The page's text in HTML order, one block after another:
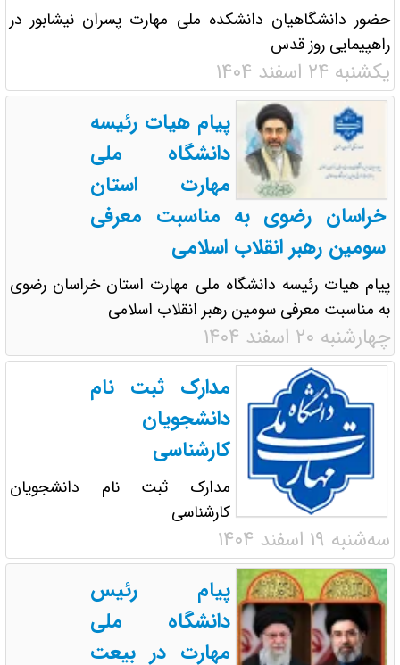
حضور دانشگاهیان دانشکده ملی مهارت پسران نیشابور در
راهپیمایی روز قدس
یکشنبه ۲۴ اسفند ۱۴۰۴
پیام هیات رئیسه
دانشگاه ملی
مهارت استان
خراسان رضوی به مناسبت معرفی
سومین رهبر انقلاب اسلامی
پیام هیات رئیسه دانشگاه ملی مهارت استان خراسان رضوی
به مناسبت معرفی سومین رهبر انقلاب اسلامی
چهارشنبه ۲۰ اسفند ۱۴۰۴
مدارک ثبت نام
دانشجویان
کارشناسی
مدارک ثبت نام دانشجویان
کارشناسی
سه‌شنبه ۱۹ اسفند ۱۴۰۴
پیام رئیس
دانشگاه ملی
مهارت در بیعت